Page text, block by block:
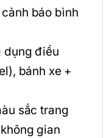
báo bình
dụng điều
bánh xe +
sắc trang
gian